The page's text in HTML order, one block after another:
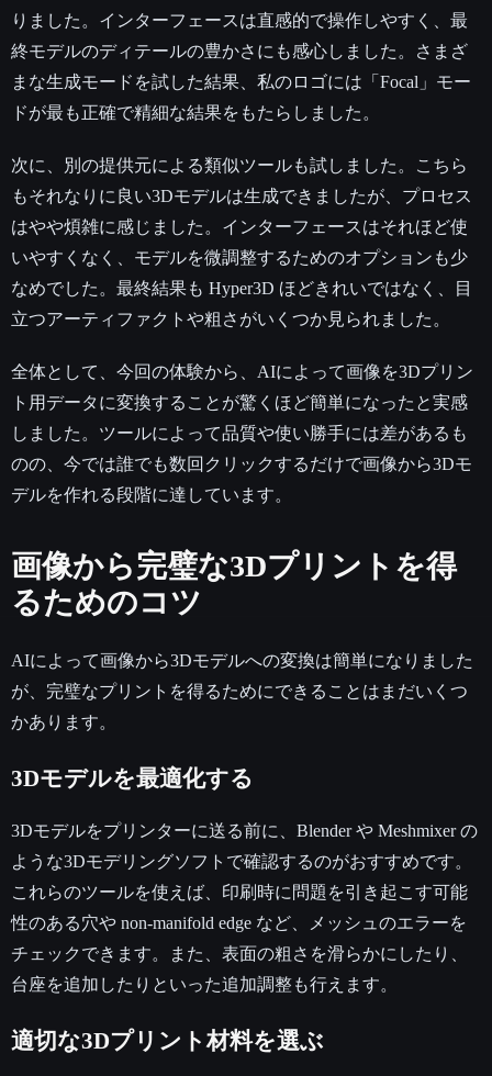
りました。インターフェースは直感的で操作しやすく、最
終モデルのディテールの豊かさにも感心しました。さまざ
まな生成モードを試した結果、私のロゴには「Focal」モー
ドが最も正確で精細な結果をもたらしました。
次に、別の提供元による類似ツールも試しました。こちら
もそれなりに良い3Dモデルは生成できましたが、プロセス
はやや煩雑に感じました。インターフェースはそれほど使
いやすくなく、モデルを微調整するためのオプションも少
なめでした。最終結果も Hyper3D ほどきれいではなく、目
立つアーティファクトや粗さがいくつか見られました。
全体として、今回の体験から、AIによって画像を3Dプリン
ト用データに変換することが驚くほど簡単になったと実感
しました。ツールによって品質や使い勝手には差があるも
のの、今では誰でも数回クリックするだけで画像から3Dモ
デルを作れる段階に達しています。
画像から完璧な3Dプリントを得
るためのコツ
AIによって画像から3Dモデルへの変換は簡単になりました
が、完璧なプリントを得るためにできることはまだいくつ
かあります。
3Dモデルを最適化する
3Dモデルをプリンターに送る前に、Blender や Meshmixer の
ような3Dモデリングソフトで確認するのがおすすめです。
これらのツールを使えば、印刷時に問題を引き起こす可能
性のある穴や non-manifold edge など、メッシュのエラーを
チェックできます。また、表面の粗さを滑らかにしたり、
台座を追加したりといった追加調整も行えます。
適切な3Dプリント材料を選ぶ